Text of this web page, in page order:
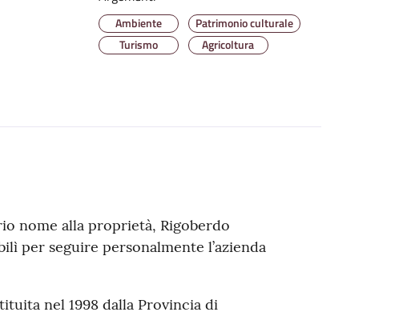
Ambiente
Patrimonio culturale
Turismo
Agricoltura
nome alla proprietà, Rigoberdo
per seguire personalmente l’azienda
nel 1998 dalla Provincia di